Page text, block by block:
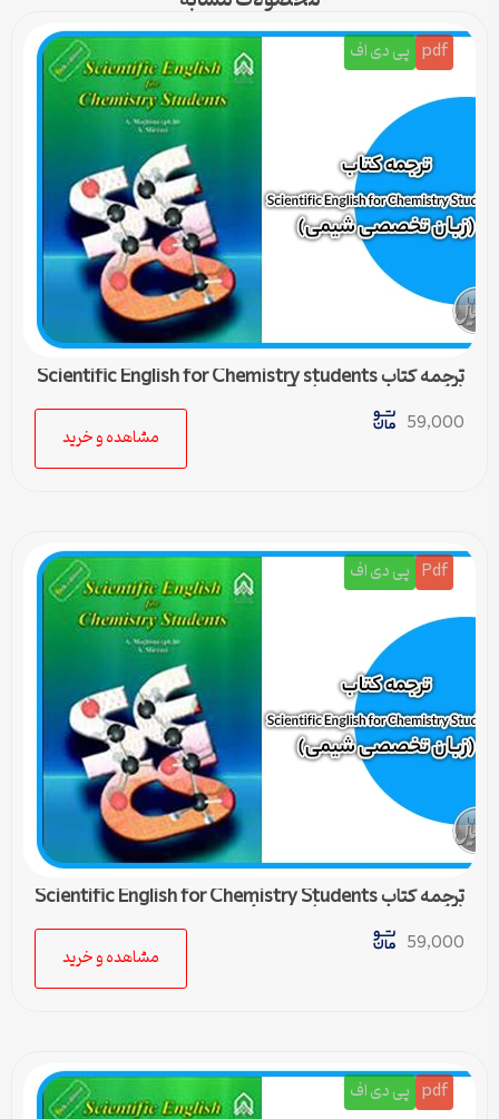
pdf پی دی اف
ترجمه کتاب Scientific English for Chemistry students
(زبان تخصصی شیمی) – 5
59,000
مشاهده و خرید
Pdf پی دی اف
ترجمه کتاب Scientific English for Chemistry Students
(زبان تخصصی شیمی) – درس 4
59,000
مشاهده و خرید
pdf پی دی اف